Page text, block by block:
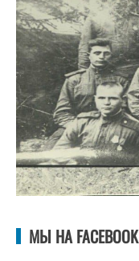
МЫ НА FACEBOOK